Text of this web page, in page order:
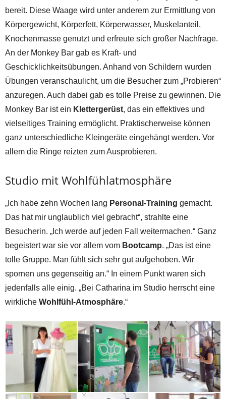
bereit. Diese Waage wird unter anderem zur Ermittlung von
Körpergewicht, Körperfett, Körperwasser, Muskelanteil,
Knochenmasse genutzt und erfreute sich großer Nachfrage.
An der Monkey Bar gab es Kraft- und
Geschicklichkeitsübungen. Anhand von Schildern wurden
Übungen veranschaulicht, um die Besucher zum „Probieren“
anzuregen. Auch dabei gab es tolle Preise zu gewinnen. Die
Monkey Bar ist ein Klettergerüst, das ein effektives und
vielseitiges Training ermöglicht. Praktischerweise können
ganz unterschiedliche Kleingeräte eingehängt werden. Vor
allem die Ringe reizten zum Ausprobieren.
Studio mit Wohlfühlatmosphäre
„Ich habe zehn Wochen lang Personal-Training gemacht.
Das hat mir unglaublich viel gebracht“, strahlte eine
Besucherin. „Ich werde auf jeden Fall weitermachen.“ Ganz
begeistert war sie vor allem vom Bootcamp. „Das ist eine
tolle Gruppe. Man fühlt sich sehr gut aufgehoben. Wir
spornen uns gegenseitig an.“ In einem Punkt waren sich
jedenfalls alle einig. „Bei Catharina im Studio herrscht eine
wirkliche Wohlfühl-Atmosphäre.“